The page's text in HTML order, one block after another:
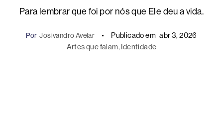
Para lembrar que foi por nós que Ele deu a vida.
Por Josivandro Avelar Publicado em abr 3, 2026
Artes que falam, Identidade